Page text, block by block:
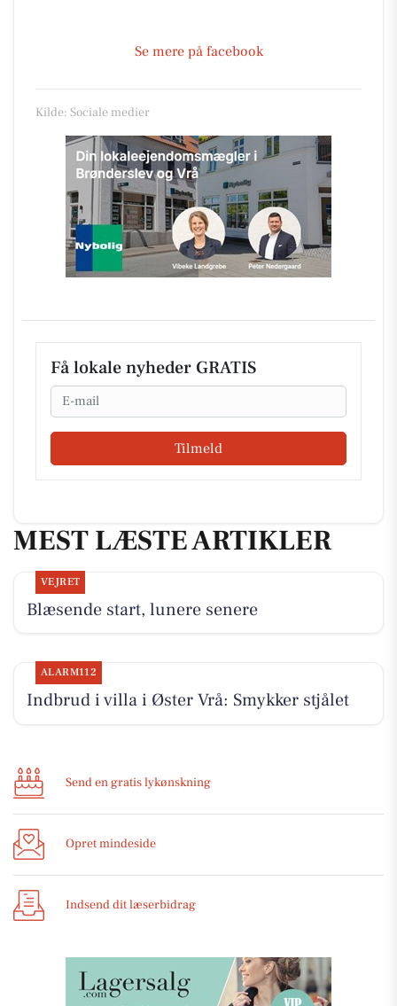
Se mere på facebook
Kilde: Sociale medier
Få lokale nyheder GRATIS
Email
Tilmeld
MEST LÆSTE ARTIKLER
VEJRET
Blæsende start, lunere senere
ALARM112
Indbrud i villa i Øster Vrå: Smykker stjålet
Send en gratis lykønskning
Opret mindeside
Indsend dit læserbidrag